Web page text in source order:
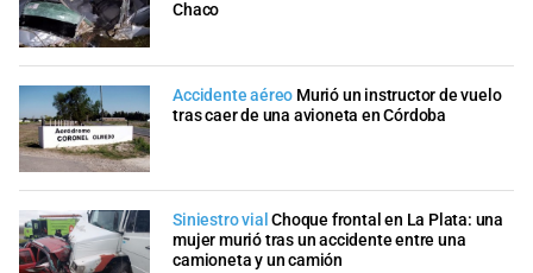
Chaco
Accidente aéreo Murió un instructor de vuelo
tras caer de una avioneta en Córdoba
Siniestro vial Choque frontal en La Plata: una
mujer murió tras un accidente entre una
camioneta y un camión